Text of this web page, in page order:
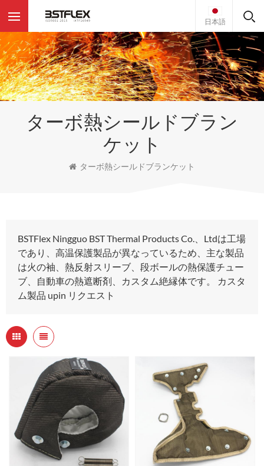
日本語
ターボ熱シールドブラン
ケット
ターボ熱シールドブランケット
BSTFlex Ningguo BST Thermal Products Co.、Ltdは工場
であり、高温保護製品が異なっているため、主な製品
は火の袖、熱反射スリーブ、段ボールの熱保護チュー
ブ、自動車の熱遮断剤、カスタム絶縁体です。 カスタ
ム製品 upin リクエスト